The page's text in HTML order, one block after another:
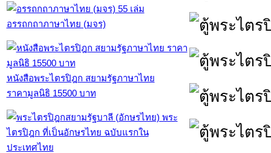
อรรถกถาภาษาไทย (มจร)
หนังสือพระไตรปิฎก สยามรัฐภาษาไทย
ราคามูลนิธิ 15500 บาท